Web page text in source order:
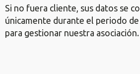
Si no fuera cliente, sus datos se
únicamente durante el periodo
para gestionar nuestra asociación.